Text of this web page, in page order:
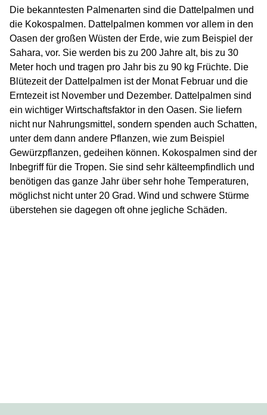
Die bekanntesten Palmenarten sind die Dattelpalmen und
die Kokospalmen. Dattelpalmen kommen vor allem in den
Oasen der großen Wüsten der Erde, wie zum Beispiel der
Sahara, vor. Sie werden bis zu 200 Jahre alt, bis zu 30
Meter hoch und tragen pro Jahr bis zu 90 kg Früchte. Die
Blütezeit der Dattelpalmen ist der Monat Februar und die
Erntezeit ist November und Dezember. Dattelpalmen sind
ein wichtiger Wirtschaftsfaktor in den Oasen. Sie liefern
nicht nur Nahrungsmittel, sondern spenden auch Schatten,
unter dem dann andere Pflanzen, wie zum Beispiel
Gewürzpflanzen, gedeihen können. Kokospalmen sind der
Inbegriff für die Tropen. Sie sind sehr kälteempfindlich und
benötigen das ganze Jahr über sehr hohe Temperaturen,
möglichst nicht unter 20 Grad. Wind und schwere Stürme
überstehen sie dagegen oft ohne jegliche Schäden.